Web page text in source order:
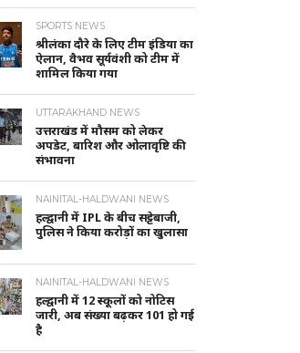
SPORTS NEWS
श्रीलंका दौरे के लिए टीम इंडिया का
ऐलान, वैभव सूर्यवंशी को टीम में
शामिल किया गया
UTTARAKHAND NEWS
उत्तराखंड में मौसम को लेकर
अपडेट, बारिश और ओलावृष्टि की
संभावना
NAINITAL-HALDWANI NEWS
हल्द्वानी में IPL के बीच सट्टेबाजी,
पुलिस ने किया करोड़ों का खुलासा
NAINITAL-HALDWANI NEWS
हल्द्वानी में 12 स्कूलों को नोटिस
जारी, अब संख्या बढ़कर 101 हो गई
है